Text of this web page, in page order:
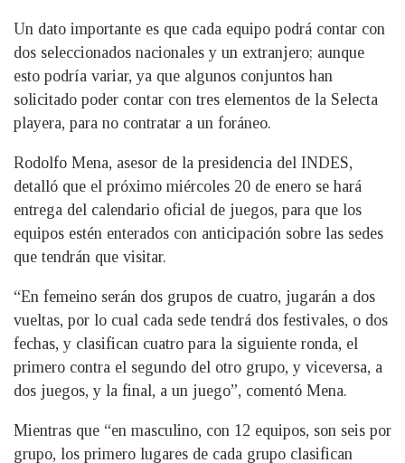
Un dato importante es que cada equipo podrá contar con
dos seleccionados nacionales y un extranjero; aunque
esto podría variar, ya que algunos conjuntos han
solicitado poder contar con tres elementos de la Selecta
playera, para no contratar a un foráneo.
Rodolfo Mena, asesor de la presidencia del INDES,
detalló que el próximo miércoles 20 de enero se hará
entrega del calendario oficial de juegos, para que los
equipos estén enterados con anticipación sobre las sedes
que tendrán que visitar.
“En femeino serán dos grupos de cuatro, jugarán a dos
vueltas, por lo cual cada sede tendrá dos festivales, o dos
fechas, y clasifican cuatro para la siguiente ronda, el
primero contra el segundo del otro grupo, y viceversa, a
dos juegos, y la final, a un juego”, comentó Mena.
Mientras que “en masculino, con 12 equipos, son seis por
grupo, los primero lugares de cada grupo clasifican